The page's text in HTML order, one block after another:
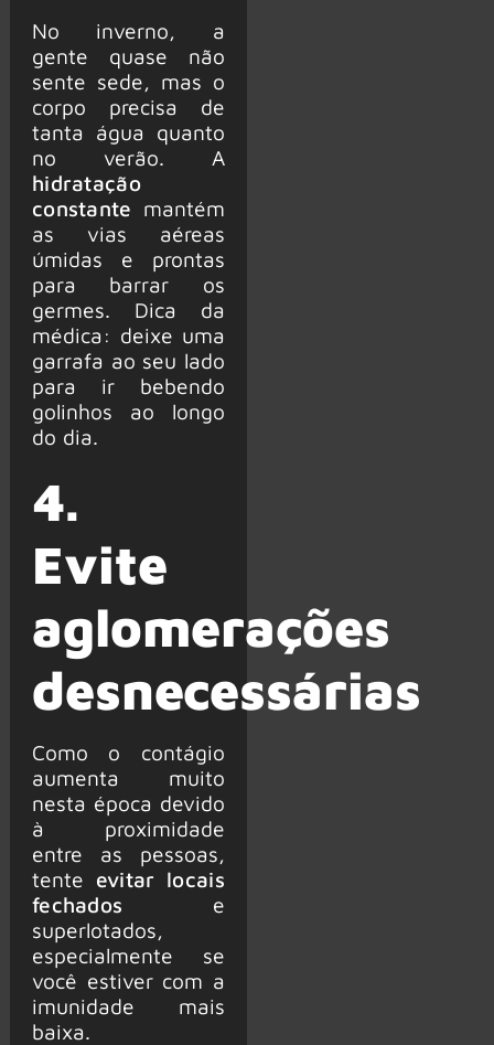
No inverno, a
gente quase não
sente sede, mas o
corpo precisa de
tanta água quanto
no verão. A
hidratação
constante mantém
as vias aéreas
úmidas e prontas
para barrar os
germes. Dica da
médica: deixe uma
garrafa ao seu lado
para ir bebendo
golinhos ao longo
do dia.
4.
Evite
aglomerações
desnecessárias
Como o contágio
aumenta muito
nesta época devido
à proximidade
entre as pessoas,
tente evitar locais
fechados e
superlotados,
especialmente se
você estiver com a
imunidade mais
baixa.